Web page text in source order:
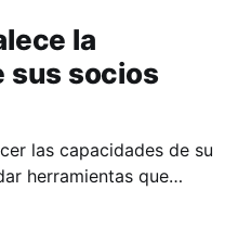
la
sus socios
las capacidades de su
herramientas que